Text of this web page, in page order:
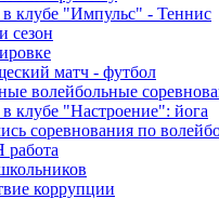
в клубе "Импульс" - Теннис
сезон
матч - футбол
волейбольные
в клубе "Настроение": йога
соревнования по
коррупции